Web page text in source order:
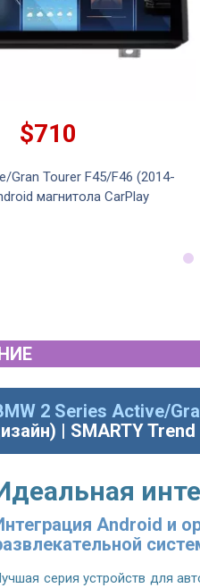
$710
Gran Tourer F45/F46 (2014-
магнитола CarPlay
2 Series Active/
| SMARTY Trend
Android и
серия устройств для